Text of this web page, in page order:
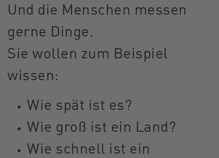
Und die Menschen messen
gerne Dinge.
Sie wollen zum Beispiel
wissen:
Wie spät ist es?
Wie groß ist ein Land?
Wie schnell ist ein